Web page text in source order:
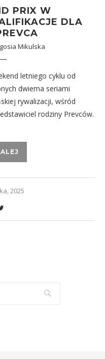
PRIX W
DLA
Mikulska
letniego cyklu od
dwiema seriami
rywalizacji, wśród
rodziny Prevców.
2025